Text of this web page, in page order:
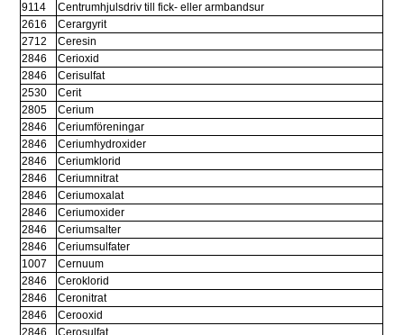
9114
Centrumhjulsdriv till fick- eller armbandsur
2616
Cerargyrit
2712
Ceresin
2846
Cerioxid
2846
Cerisulfat
2530
Cerit
2805
Cerium
2846
Ceriumföreningar
2846
Ceriumhydroxider
2846
Ceriumklorid
2846
Ceriumnitrat
2846
Ceriumoxalat
2846
Ceriumoxider
2846
Ceriumsalter
2846
Ceriumsulfater
1007
Cernuum
2846
Ceroklorid
2846
Ceronitrat
2846
Cerooxid
2846
Cerosulfat